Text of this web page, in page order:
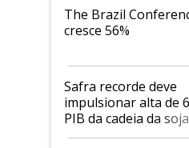
The Brazil
cresce 56%
Safra recorde deve
impulsionar alta de
PIB da cadeia da
biodiesel em 2026